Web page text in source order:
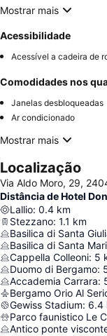
Mostrar mais
Acessibilidade
Acessível a cadeira de
Comodidades nos
Janelas desbloqueadas
Ar condicionado
Mostrar mais
Localização
Via Aldo Moro, 29,
Distância de Hotel
Lallio: 0.4 km
Stezzano: 1.1 km
Basilica di Santa
Basilica di Santa
Cappella Colleoni: 5
Duomo di Bergamo:
Accademia Carrara:
Bergamo Orio Al
Gewiss Stadium: 6.4
Parco faunistico Le
Antico ponte